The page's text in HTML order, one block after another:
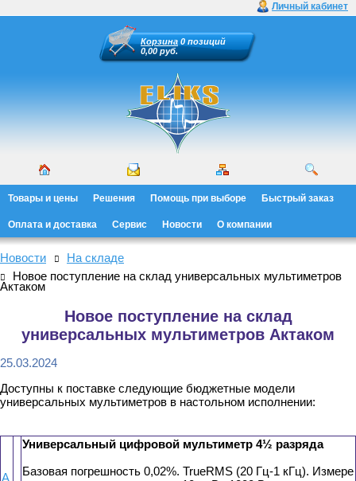
Личный кабинет
Корзина 0 позиций
0,00 руб.
Товары и цены Решения Помощь при выборе Быстрый заказ
Оплата и доставка Сервис Новости О компании
Новости
На складе
Новое поступление на склад универсальных мультиметров
Актаком
Новое поступление на склад
универсальных мультиметров Актаком
25.03.2024
Доступны к поставке следующие бюджетные модели
универсальных мультиметров в настольном исполнении:
А
Универсальный цифровой мультиметр 4½ разряда
Базовая погрешность 0,02%. TrueRMS (20 Гц-1 кГц). Измере